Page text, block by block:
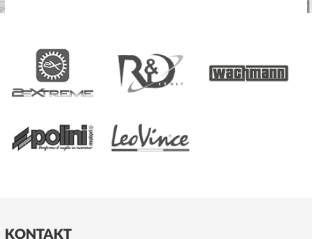
KONTAKT